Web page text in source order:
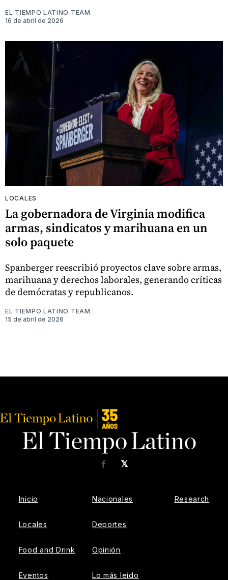
EL TIEMPO LATINO TEAM
16 de abril de 2026
LOCALES
La gobernadora de Virginia modifica
armas, sindicatos y marihuana en un
solo paquete
Spanberger reescribió proyectos clave sobre armas,
marihuana y derechos laborales, generando críticas
de demócratas y republicanos.
EL TIEMPO LATINO TEAM
15 de abril de 2026
𝕏
Facebook
Inicio
Locales
Food and Drink
Eventos
Nacionales
Deportes
Opinión
Lo más leído
Research